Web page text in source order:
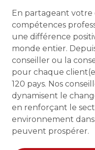
En partageant votre
compétences
une différence
monde entier.
conseiller ou la
pour chaque
120 pays. Nos
dynamisent le
en renforçant le
environnement
peuvent prospérer.